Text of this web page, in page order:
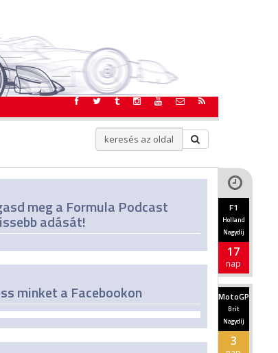
meg a Formula Podcast
adását!
F1
Holland
Nagydíj
17
nap
MotoGP
Brit
Nagydíj
3
minket a Facebookon